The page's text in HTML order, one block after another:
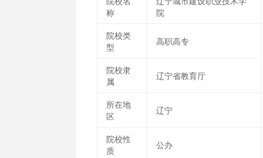
称
院
院校类
型
高职高专
院校隶
属
辽宁省教育厅
所在地
区
辽宁
院校性
质
公办